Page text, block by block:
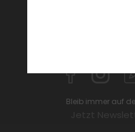
Bleib immer auf